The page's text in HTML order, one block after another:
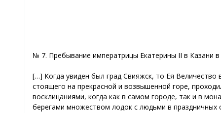
№ 7. Пребывание императрицы Екатерины II в Казани в
[…] Когда увиден был град Свияжск, то Ея
стоящего на прекрасной и возвышенной горе,
восклицаниями, когда как в самом городе, так и в
берегами множеством лодок с людьми в